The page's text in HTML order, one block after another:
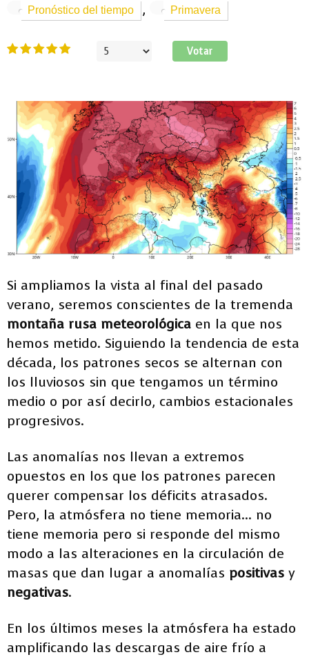
Pronóstico del tiempo , Primavera
Ratio:5/5
Por
Si ampliamos la vista al final del pasado
verano, seremos conscientes de la tremenda
montaña rusa meteorológica en la que nos
hemos metido. Siguiendo la tendencia de esta
década, los patrones secos se alternan con
los lluviosos sin que tengamos un término
medio o por así decirlo, cambios estacionales
progresivos.
Las anomalías nos llevan a extremos
opuestos en los que los patrones parecen
querer compensar los déficits atrasados.
Pero, la atmósfera no tiene memoria... no
tiene memoria pero si responde del mismo
modo a las alteraciones en la circulación de
masas que dan lugar a anomalías positivas y
negativas.
En los últimos meses la atmósfera ha estado
amplificando las descargas de aire frío a